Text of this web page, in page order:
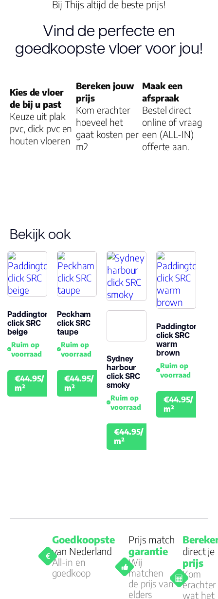
Bij Thijs altijd de beste prijs!
Vind de perfecte en
goedkoopste vloer voor jou!
Kies de vloer
de bij u past
Keuze uit plak
pvc, click pvc en
houten vloeren
Bereken jouw
prijs
Kom erachter
hoeveel het
gaat kosten per
m2
Maak een
afspraak
Bestel direct
online of vraag
een (ALL-IN)
offerte aan.
Bekijk ook
Paddington
click SRC
beige
Ruim op
voorraad
€44.95/
m²
€49.95
Peckham
click SRC
taupe
Ruim op
voorraad
€44.95/
m²
€49.95
Sydney
harbour
click SRC
smoky
Ruim op
voorraad
€44.95/
m²
Paddington
click SRC
warm
brown
Ruim op
voorraad
€44.95/
m²
Goedkoopste
van Nederland
All-in en
goedkoop
Prijs match
garantie
Wij
matchen
de prijs van
elders
direct je
prijs
Kom
erachter
wat het